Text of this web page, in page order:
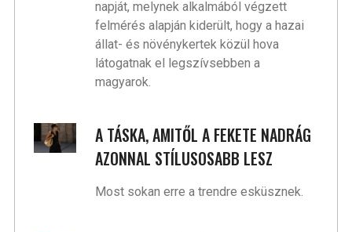
napját, melynek alkalmából végzett
felmérés alapján kiderült, hogy a hazai
állat- és növénykertek közül hova
látogatnak el legszívsebben a
magyarok.
A TÁSKA, AMITŐL A FEKETE NADRÁG
AZONNAL STÍLUSOSABB LESZ
Most sokan erre a trendre esküsznek.